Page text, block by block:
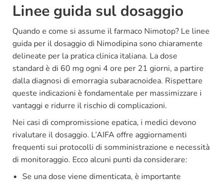
Linee guida sul dosaggio
Quando e come si assume il farmaco Nimotop? Le linee
guida per il dosaggio di Nimodipina sono chiaramente
delineate per la pratica clinica italiana. La dose
standard è di 60 mg ogni 4 ore per 21 giorni, a partire
dalla diagnosi di emorragia subaracnoidea. Rispettare
queste indicazioni è fondamentale per massimizzare i
vantaggi e ridurre il rischio di complicazioni.
Nei casi di compromissione epatica, i medici devono
rivalutare il dosaggio. L’AIFA offre aggiornamenti
frequenti sui protocolli di somministrazione e necessità
di monitoraggio. Ecco alcuni punti da considerare:
Se una dose viene dimenticata, è importante